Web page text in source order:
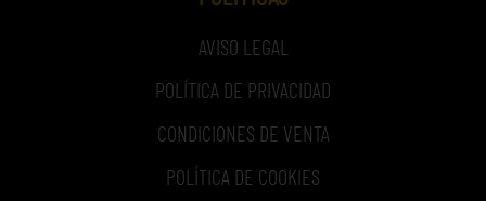
AVISO LEGAL
POLÍTICA DE PRIVACIDAD
CONDICIONES DE VENTA
POLÍTICA DE COOKIES